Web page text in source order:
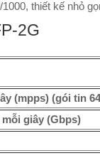
thiết kế nhỏ
2G
(mpps) (gói tin
giây (Gbps)